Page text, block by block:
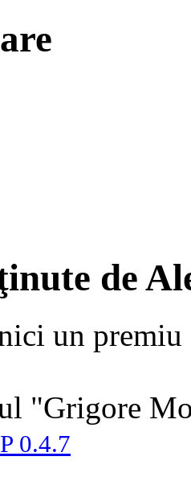
de
un premiu
"Grigore
0.4.7